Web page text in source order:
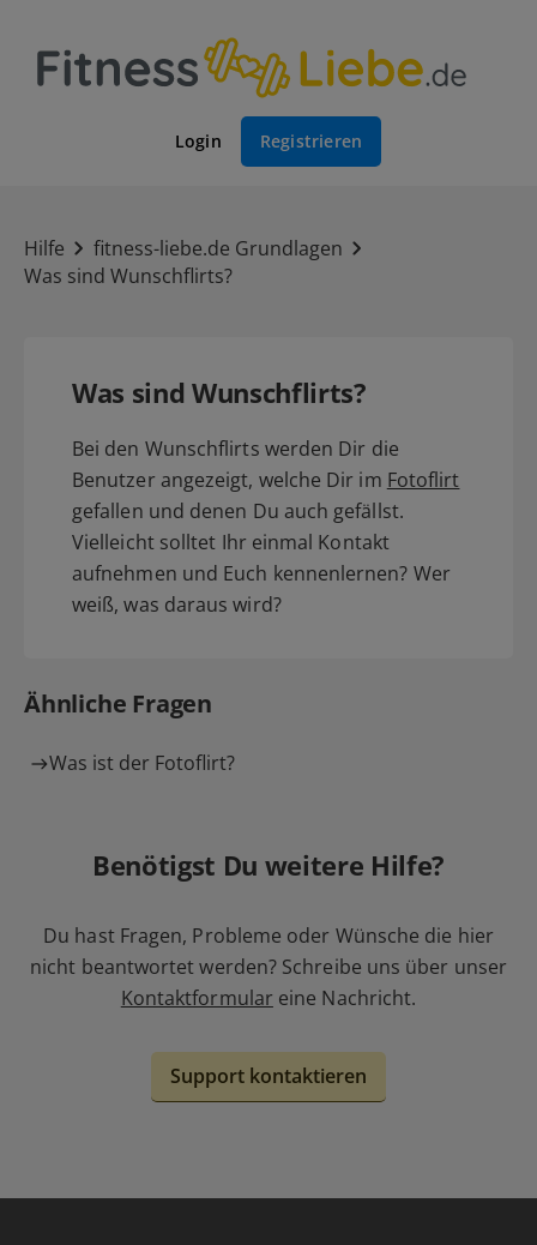
Login Registrieren
Hilfe
fitness-liebe.de Grundlagen
Was sind Wunschflirts?
Was sind Wunschflirts?
Bei den Wunschflirts werden Dir die
Benutzer angezeigt, welche Dir im Fotoflirt
gefallen und denen Du auch gefällst.
Vielleicht solltet Ihr einmal Kontakt
aufnehmen und Euch kennenlernen? Wer
weiß, was daraus wird?
Ähnliche Fragen
Was ist der Fotoflirt?
Benötigst Du weitere Hilfe?
Du hast Fragen, Probleme oder Wünsche die hier
nicht beantwortet werden? Schreibe uns über unser
Kontaktformular eine Nachricht.
Support kontaktieren